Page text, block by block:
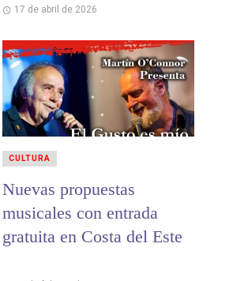
familia
17 de abril de 2026
Nuevas propuestas
musicales con entrada
gratuita en Costa del Este
CULTURA